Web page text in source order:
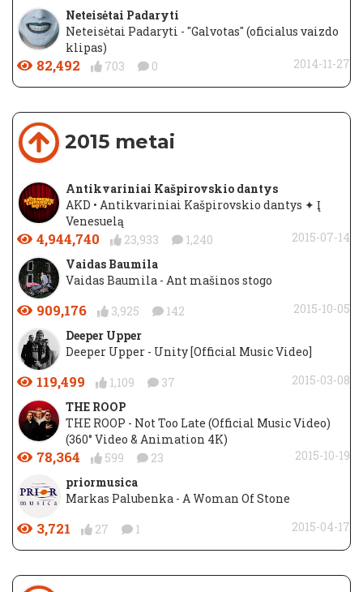
Neteisėtai Padaryti
Neteisėtai Padaryti - "Galvotas" (oficialus vaizdo
klipas)
82,492 703 0 2014-11-27
2015 metai
Antikvariniai Kašpirovskio dantys
AKD • Antikvariniai Kašpirovskio dantys ✦ Į
Venesuelą
4,944,740 23,933 1,240
2015-07-14
Vaidas Baumila
Vaidas Baumila - Ant mašinos stogo
909,176 3,925 142
2015-10-05
Deeper Upper
Deeper Upper - Unity [Official Music Video]
119,499 1,109 37
2015-03-08
THE ROOP
THE ROOP - Not Too Late (Official Music Video)
(360° Video & Animation 4K)
78,364 599 23
2015-10-19
priormusica
Markas Palubenka - A Woman Of Stone
3,721 27 1 2015-04-17